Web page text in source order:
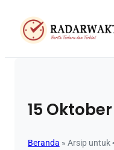
15
Beranda » Arsip untuk